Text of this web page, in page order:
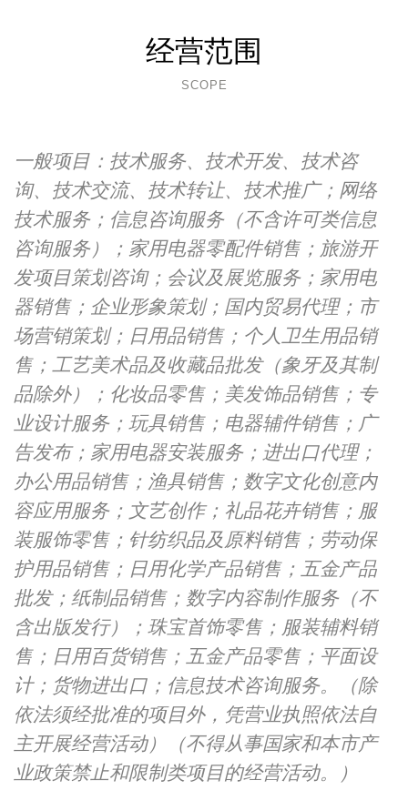
经营范围
SCOPE
一般项目：技术服务、技术开发、技术咨
询、技术交流、技术转让、技术推广；网络
技术服务；信息咨询服务（不含许可类信息
咨询服务）；家用电器零配件销售；旅游开
发项目策划咨询；会议及展览服务；家用电
器销售；企业形象策划；国内贸易代理；市
场营销策划；日用品销售；个人卫生用品销
售；工艺美术品及收藏品批发（象牙及其制
品除外）；化妆品零售；美发饰品销售；专
业设计服务；玩具销售；电器辅件销售；广
告发布；家用电器安装服务；进出口代理；
办公用品销售；渔具销售；数字文化创意内
容应用服务；文艺创作；礼品花卉销售；服
装服饰零售；针纺织品及原料销售；劳动保
护用品销售；日用化学产品销售；五金产品
批发；纸制品销售；数字内容制作服务（不
含出版发行）；珠宝首饰零售；服装辅料销
售；日用百货销售；五金产品零售；平面设
计；货物进出口；信息技术咨询服务。（除
依法须经批准的项目外，凭营业执照依法自
主开展经营活动）（不得从事国家和本市产
业政策禁止和限制类项目的经营活动。）